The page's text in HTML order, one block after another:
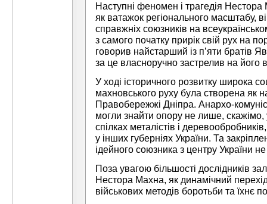
Наступні феномен і трагедія
як ватажок регіонального масштабу,
справжніх союзників на
з самого початку прирік свій рух на
говорив найстарший із п’яти братів
за це власноручно застрелив на його
У ході історичного розвитку широка
махновського руху була створена як
Правобережжі Дніпра. Анархо-
могли знайти опору не лише, скажімо,
спілках металістів і
у інших губерніях України. Та
ідейного союзника з центру України
Поза увагою більшості дослідників
Нестора Махна, як динамічний
військових методів боротьби та їхнє